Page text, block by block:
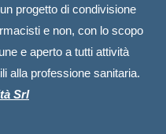
progetto di condivisione
e non, con lo scopo
e aperto a tutti attività
alla professione sanitaria.
Srl